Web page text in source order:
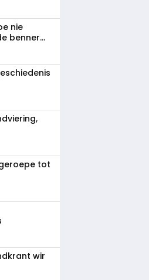
nie
benner...
tot
wir